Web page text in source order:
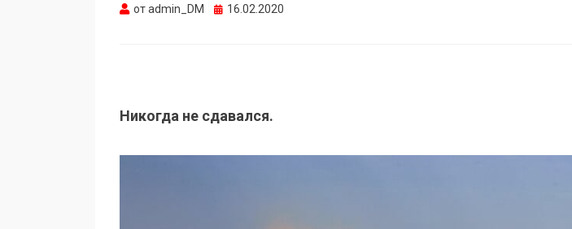
отadmin_DM Опубликовано
16.02.2020
Никогда не сдавался.